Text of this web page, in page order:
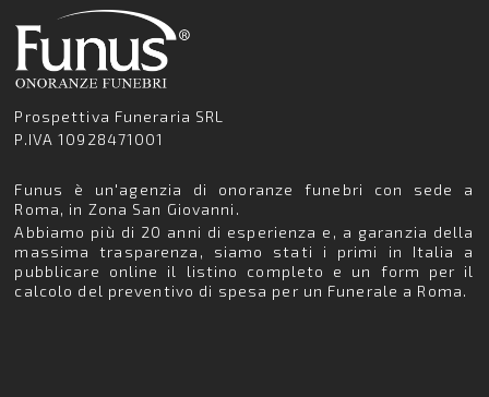
Prospettiva Funeraria SRL
P.IVA 10928471001
Funus è un'agenzia di onoranze funebri con sede a
Roma, in Zona San Giovanni.
Abbiamo più di 20 anni di esperienza e, a garanzia della
massima trasparenza, siamo stati i primi in Italia a
pubblicare online il listino completo e un form per il
calcolo del preventivo di spesa per un Funerale a Roma.